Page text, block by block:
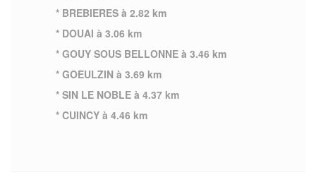
* BREBIERES à 2.82 km
* DOUAI à 3.06 km
* GOUY SOUS BELLONNE à 3.46 km
* GOEULZIN à 3.69 km
* SIN LE NOBLE à 4.37 km
* CUINCY à 4.46 km